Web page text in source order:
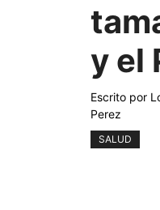
y el
Escrito por
Perez
SALUD